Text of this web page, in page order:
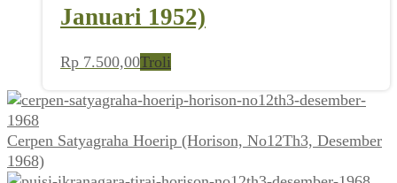
Januari 1952)
Rp 7.500,00Troli
Cerpen Satyagraha Hoerip (Horison, No12Th3, Desember
1968)